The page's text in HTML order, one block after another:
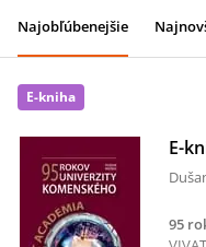
Najobľúbenejšie
E-kniha
E-
95